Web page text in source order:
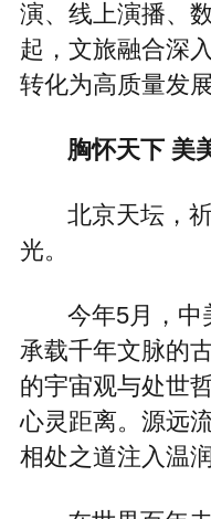
演、线上演播、
起，文旅融合深
转化为高质量发
胸怀天下 美
北京天坛，
光。
今年5月，中
承载千年文脉的
的宇宙观与处世
心灵距离。源远
相处之道注入温